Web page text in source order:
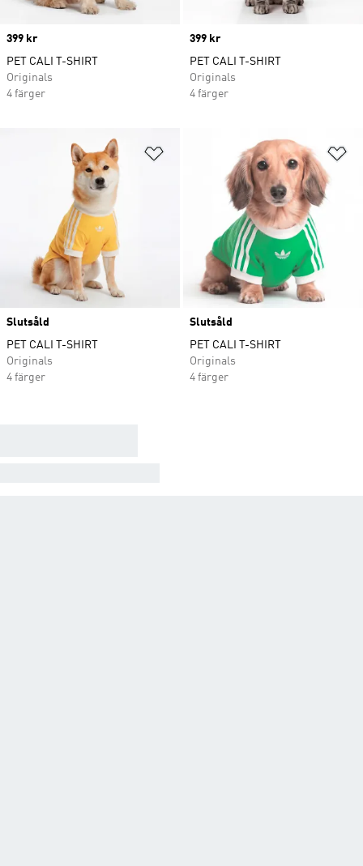
Price
399 kr
PET CALI T-SHIRT
Originals
4 färger
Price
399 kr
PET CALI T-SHIRT
Originals
4 färger
Lägg till på önskelistan
Slutsåld
PET CALI T-SHIRT
Originals
4 färger
Slutsåld
PET CALI T-SHIRT
Originals
4 färger